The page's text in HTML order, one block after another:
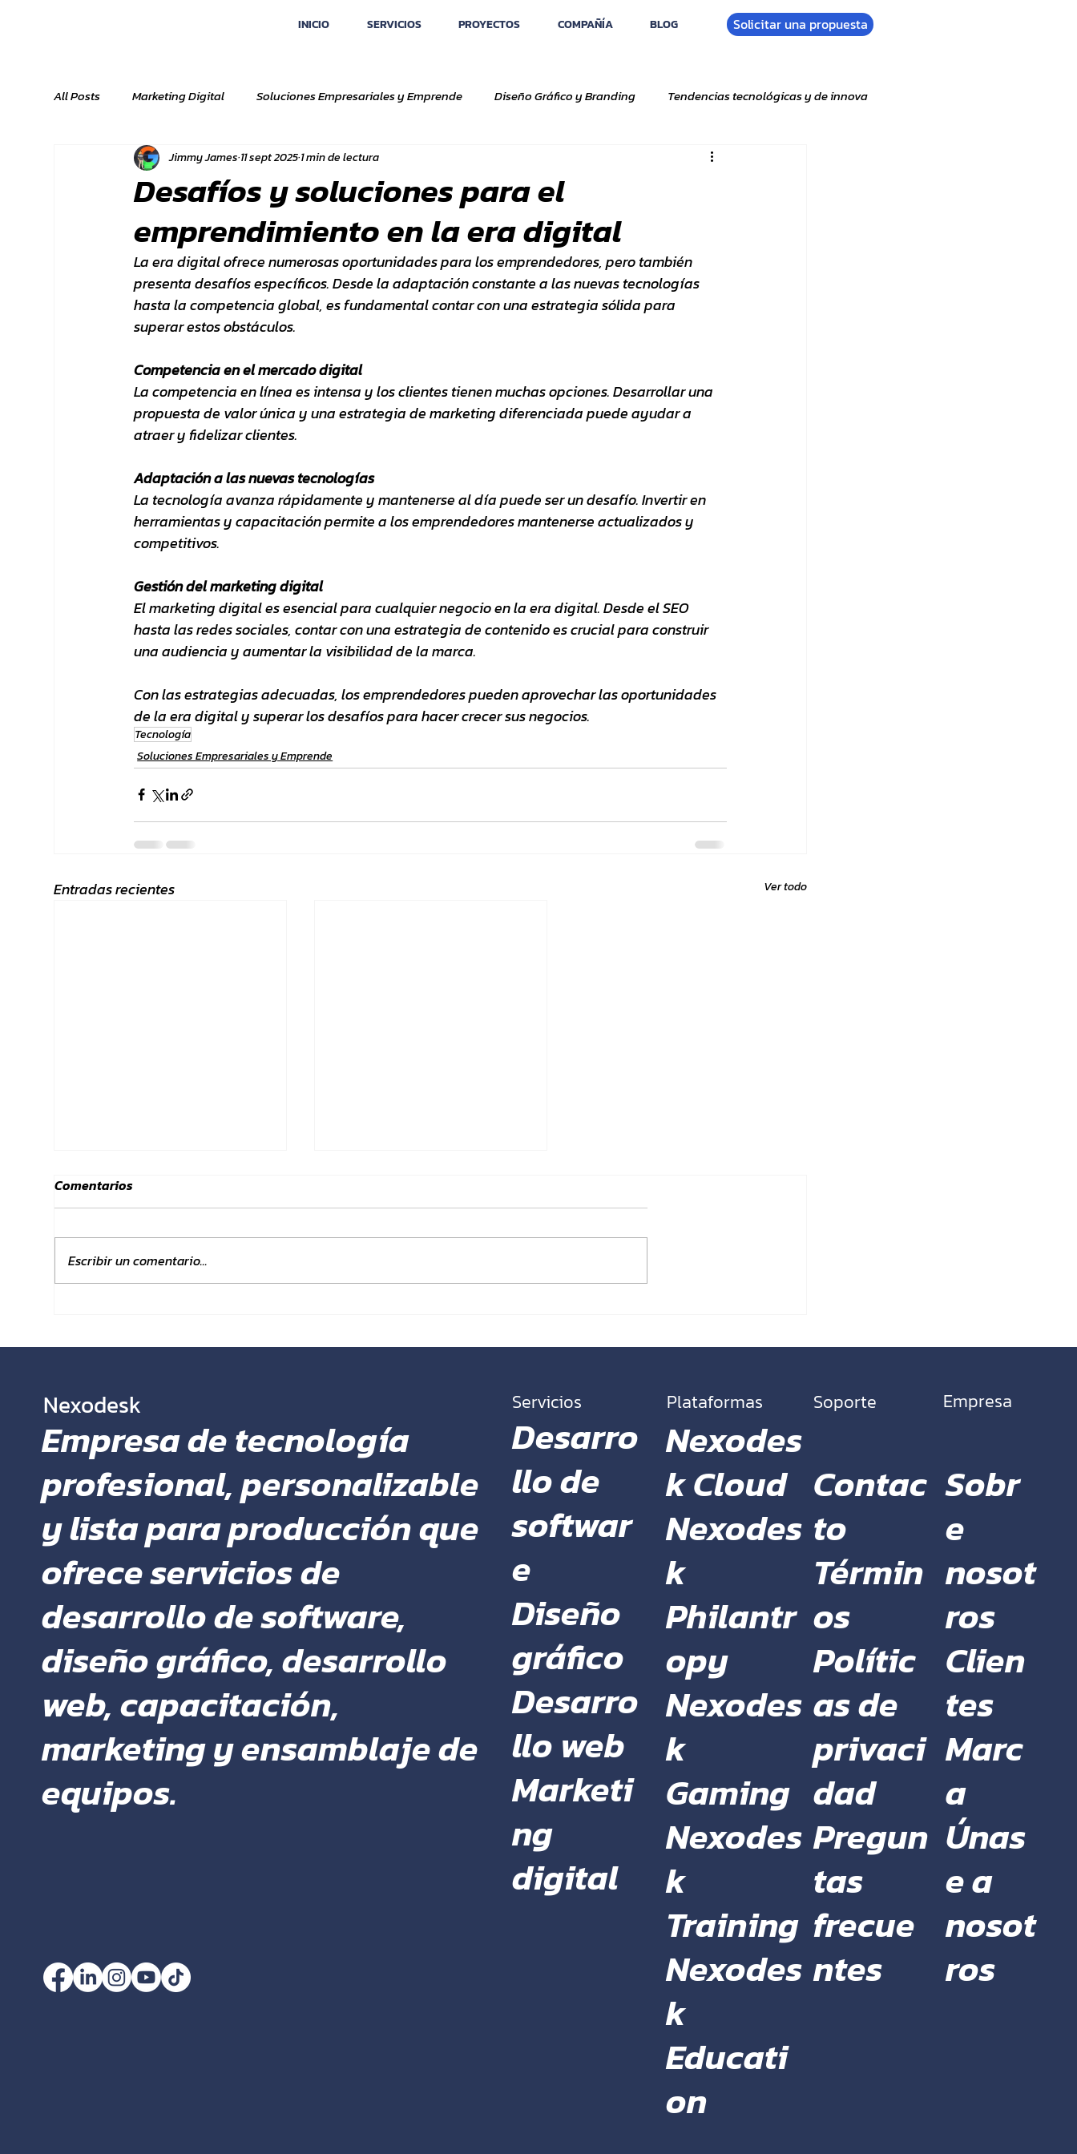
INICIO SERVICIOS PROYECTOS COMPAÑÍA BLOG Solicitar una propuesta
All Posts Marketing Digital Soluciones Empresariales y Emprende Diseño Gráfico y Branding Tendencias tecnológicas y de innova
Desafíos y soluciones para el
emprendimiento en la era digital
Jimmy James11 sept 20251 min de lectura
La era digital ofrece numerosas oportunidades para los emprendedores, pero también
presenta desafíos específicos. Desde la adaptación constante a las nuevas tecnologías
hasta la competencia global, es fundamental contar con una estrategia sólida para
superar estos obstáculos.
Competencia en el mercado digital
La competencia en línea es intensa y los clientes tienen muchas opciones. Desarrollar una
propuesta de valor única y una estrategia de marketing diferenciada puede ayudar a
atraer y fidelizar clientes.
Adaptación a las nuevas tecnologías
La tecnología avanza rápidamente y mantenerse al día puede ser un desafío. Invertir en
herramientas y capacitación permite a los emprendedores mantenerse actualizados y
competitivos.
Gestión del marketing digital
El marketing digital es esencial para cualquier negocio en la era digital. Desde el SEO
hasta las redes sociales, contar con una estrategia de contenido es crucial para construir
una audiencia y aumentar la visibilidad de la marca.
Con las estrategias adecuadas, los emprendedores pueden aprovechar las oportunidades
de la era digital y superar los desafíos para hacer crecer sus negocios.
Tecnología
Soluciones Empresariales y Emprende
Entradas recientes Ver todo
empresas emergentes
Comentarios
Escribir un comentario...
Nexodesk
Empresa de tecnología
profesional, personalizable
y lista para producción que
ofrece servicios de
desarrollo de software,
diseño gráfico, desarrollo
web, capacitación,
marketing y ensamblaje de
equipos.
Servicios
Desarro
llo de
softwar
e
Diseño
gráfico
Desarro
llo web
Marketi
ng
digital
Nexodes
k Cloud
Nexodes
k
Philantr
opy
Nexodes
k
Gaming
Nexodes
k
Training
Nexodes
k
Educati
on
Plataformas ​Soporte
Contac
to
Términ
os
Polític
as de
privaci
dad
Pregun
tas
frecue
ntes
Sobr
e
nosot
ros
Clien
tes
Marc
a
Únas
e a
nosot
ros
Empresa